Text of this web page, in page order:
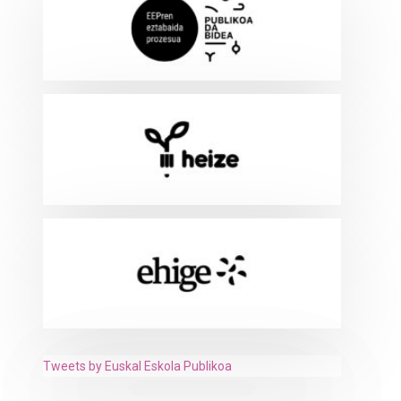
Tweets by Euskal Eskola Publikoa